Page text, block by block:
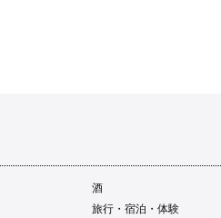
酒
旅行・宿泊・体験